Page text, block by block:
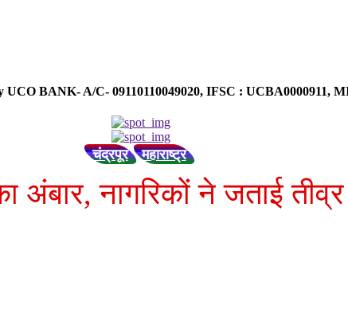
BANK- A/C- 09110110049020, IFSC : UCBA0000911,
चंद्रपूर महाराष्ट्र
नागरिकों ने जताई तीव्र